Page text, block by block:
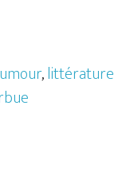
,littérature